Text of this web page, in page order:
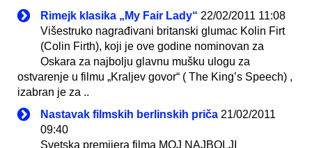
Rimejk klasika „My Fair Lady“ 22/02/2011 11:08
Višestruko nagrađivani britanski glumac Kolin Firt
(Colin Firth), koji je ove godine nominovan za
Oskara za najbolju glavnu mušku ulogu za
ostvarenje u filmu „Kraljev govor“ ( The King’s Speech) ,
izabran je za ..
Nastavak filmskih berlinskih priča 21/02/2011
09:40
Svetska premijera filma MOJ NAJBOLJI